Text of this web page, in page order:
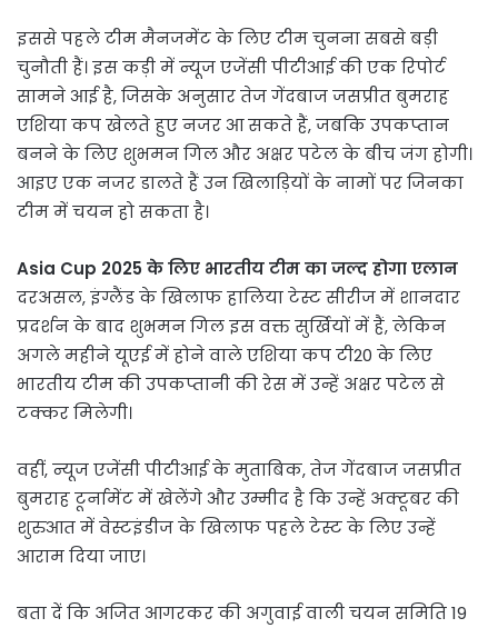
इससे पहले टीम मैनजमेंट के लिए टीम चुनना सबसे बड़ी
चुनौती हैं। इस कड़ी में न्यूज एजेंसी पीटीआई की एक रिपोर्ट
सामने आई है, जिसके अनुसार तेज गेंदबाज जसप्रीत बुमराह
एशिया कप खेलते हुए नजर आ सकते हैं, जबकि उपकप्तान
बनने के लिए शुभमन गिल और अक्षर पटेल के बीच जंग होगी।
आइए एक नजर डालते हैं उन खिलाड़ियों के नामों पर जिनका
टीम में चयन हो सकता है।
Asia Cup 2025 के लिए भारतीय टीम का जल्द होगा एलान
दरअसल, इंग्लैंड के खिलाफ हालिया टेस्ट सीरीज में शानदार
प्रदर्शन के बाद शुभमन गिल इस वक्त सुर्खियों में हैं, लेकिन
अगले महीने यूएई में होने वाले एशिया कप टी20 के लिए
भारतीय टीम की उपकप्तानी की रेस में उन्हें अक्षर पटेल से
टक्कर मिलेगी।
वहीं, न्यूज एजेंसी पीटीआई के मुताबिक, तेज गेंदबाज जसप्रीत
बुमराह टूर्नामेंट में खेलेंगे और उम्मीद है कि उन्हें अक्टूबर की
शुरुआत में वेस्टइंडीज के खिलाफ पहले टेस्ट के लिए उन्हें
आराम दिया जाए।
बता दें कि अजित आगरकर की अगुवाई वाली चयन समिति 19